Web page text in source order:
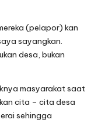
(pelapor) kan
sayangkan.
desa, bukan
masyarakat saat
cita – cita desa
sehingga